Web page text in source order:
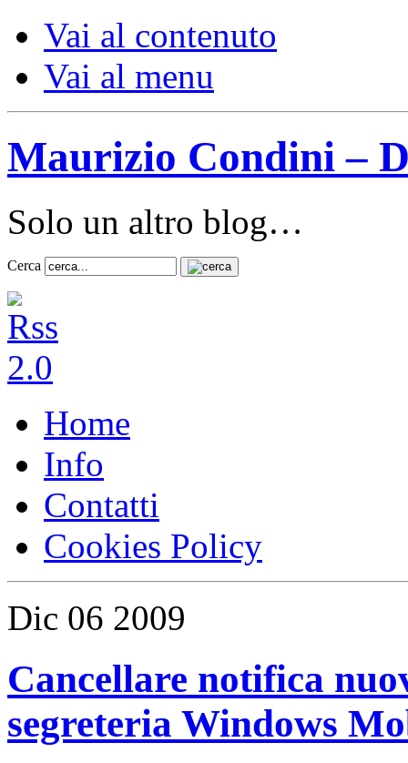
Vai al contenuto
Vai al menu
Maurizio Condini –
Solo un altro blog…
Cerca
Home
Info
Contatti
Cookies Policy
Dic 06 2009
Cancellare notifica
segreteria Windows